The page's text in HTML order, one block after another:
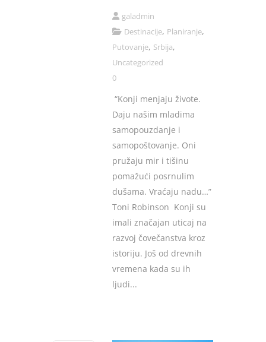
galadmin
Destinacije, Planiranje,
Putovanje, Srbija,
Uncategorized
0
“Konji menjaju živote.
Daju našim mladima
samopouzdanje i
samopoštovanje. Oni
pružaju mir i tišinu
pomažući posrnulim
dušama. Vraćaju nadu…”
Toni Robinson Konji su
imali značajan uticaj na
razvoj čovečanstva kroz
istoriju. Još od drevnih
vremena kada su ih
ljudi...